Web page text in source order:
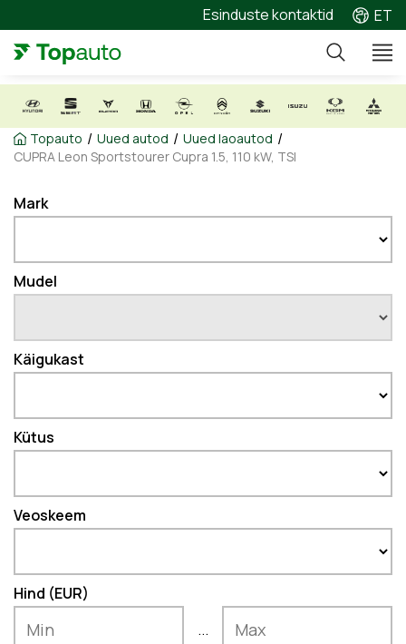
Esinduste kontaktid ET
Topauto / Uued autod / Uued laoautod /
CUPRA Leon Sportstourer Cupra 1.5, 110 kW, TSI
Mark
Mudel
Käigukast
Kütus
Veoskeem
Hind (EUR)
...